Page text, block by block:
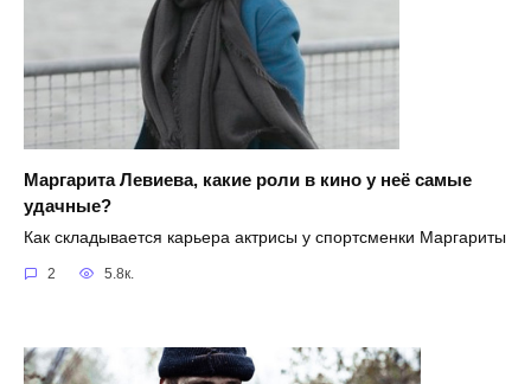
Маргарита Левиева, какие роли в кино у неё самые
удачные?
Как складывается карьера актрисы у спортсменки Маргариты
2 5.8к.